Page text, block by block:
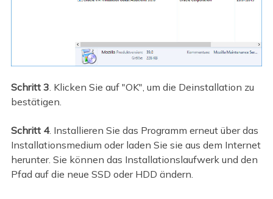
Schritt 3. Klicken Sie auf "OK", um die Deinstallation zu
bestätigen.
Schritt 4. Installieren Sie das Programm erneut über das
Installationsmedium oder laden Sie sie aus dem Internet
herunter. Sie können das Installationslaufwerk und den
Pfad auf die neue SSD oder HDD ändern.